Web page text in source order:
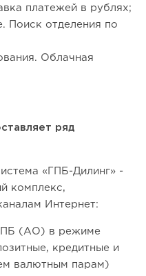
платежей в рублях;
Поиск отделения по
Облачная
ряд
«ГПБ-Дилинг» -
комплекс,
Интернет:
(АО) в режиме
кредитные и
валютным парам)